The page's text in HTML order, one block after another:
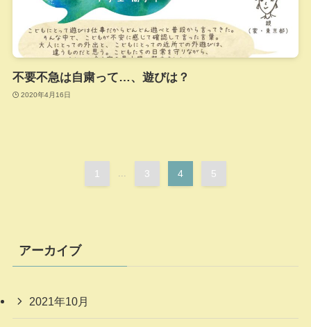
不要不急は自粛って…、遊びは？
2020年4月16日
1 ... 3 4 5
アーカイブ
2021年10月